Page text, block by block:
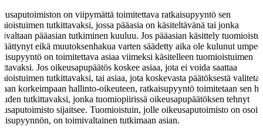
on viipymättä toimitettava ratkaisupyyntö sen
tutkittavaksi, jossa pääasia on käsiteltävänä tai jonka
pääasian tutkiminen kuuluu. Jos pääasian käsittely
eikä muutoksenhakua varten säädetty aika ole kulunut
on toimitettava asiaa viimeksi käsitelleen tuomioistuimen
Jos oikeusapupäätös koskee asiaa, jota ei voida saattaa
tutkittavaksi, tai asiaa, jota koskevasta päätöksestä
korkeimpaan hallinto-oikeuteen, ratkaisupyyntö toimitetaan sen
tutkittavaksi, jonka tuomiopiirissä oikeusapupäätöksen tehnyt
sijaitsee. Tuomioistuin, jolle oikeusaputoimisto on
on toimivaltainen tutkimaan asian.